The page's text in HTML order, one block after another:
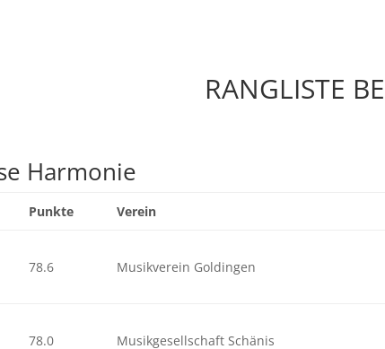
RANGLISTE
Harmonie
Punkte Verein
78.6 Musikverein Goldingen
78.0 Musikgesellschaft Schänis